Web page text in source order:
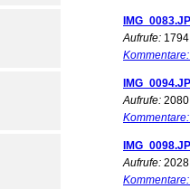
Aufrufe: 1794
Kommentare:
Aufrufe: 2080
Kommentare:
Aufrufe: 2028
Kommentare: